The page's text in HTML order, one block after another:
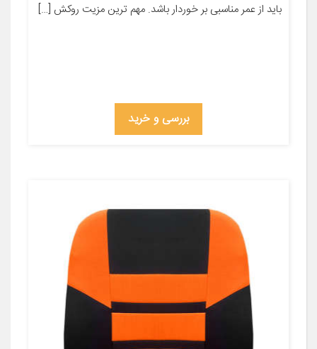
باید از عمر مناسبی بر خوردار باشد. مهم ترین مزیت روکش […]
بررسی و خرید